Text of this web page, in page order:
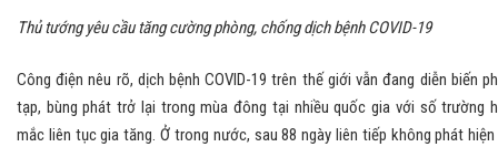
Thủ tướng yêu cầu tăng cường phòng, chống dịch bệnh COVID-19
Công điện nêu rõ, dịch bệnh COVID-19 trên thế giới vẫn đang diễn biến
tạp, bùng phát trở lại trong mùa đông tại nhiều quốc gia với số trường
mắc liên tục gia tăng. Ở trong nước, sau 88 ngày liên tiếp không phát